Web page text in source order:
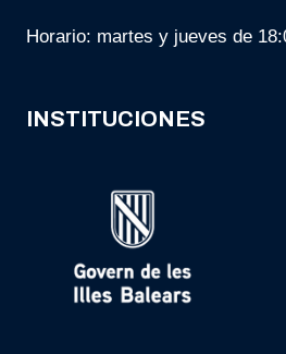
Horario: martes y jueves de
INSTITUCIONES